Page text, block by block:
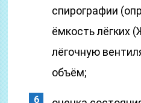
спирографии
ёмкость лёгких
лёгочную
объём;